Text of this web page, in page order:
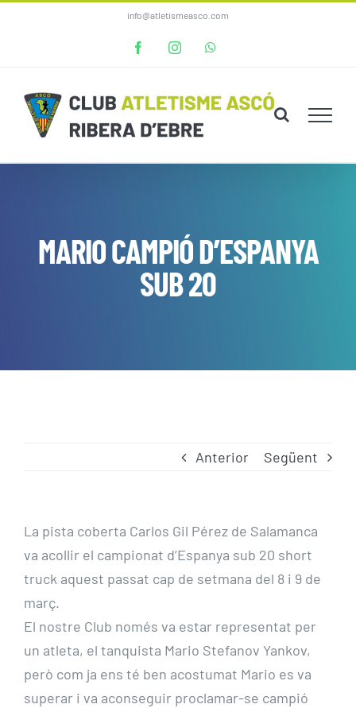
info@atletismeasco.com
FacebookInstagram
MARIO CAMPIÓ D’ESPANYA
SUB 20
Anterior Següent
La pista coberta Carlos Gil Pérez de Salamanca
va acollir el campionat d’Espanya sub 20 short
truck aquest passat cap de setmana del 8 i 9 de
març.
El nostre Club només va estar representat per
un atleta, el tanquista Mario Stefanov Yankov,
però com ja ens té ben acostumat Mario es va
superar i va aconseguir proclamar-se campió